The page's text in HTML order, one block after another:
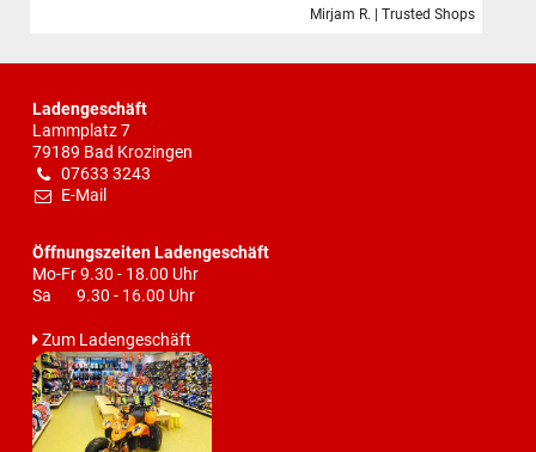
Mirjam R. | Trusted Shops
Ladengeschäft
Lammplatz 7
79189 Bad Krozingen
07633 3243
E-Mail
Öffnungszeiten Ladengeschäft
Mo-Fr 9.30 - 18.00 Uhr
Sa 9.30 - 16.00 Uhr
Zum Ladengeschäft